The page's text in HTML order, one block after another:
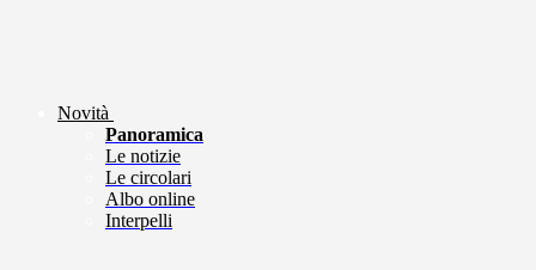
Novità
Panoramica
Le notizie
Le circolari
Albo online
Interpelli